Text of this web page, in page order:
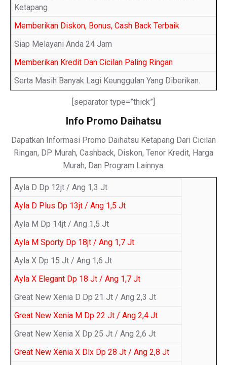
Ketapang
Memberikan Diskon, Bonus, Cash Back Terbaik
Siap Melayani Anda 24 Jam
Memberikan Kredit Dan Cicilan Paling Ringan
Serta Masih Banyak Lagi Keunggulan Yang Diberikan.
[separator type=”thick”]
Info Promo Daihatsu
Dapatkan Informasi Promo Daihatsu Ketapang Dari Cicilan
Ringan, DP Murah, Cashback, Diskon, Tenor Kredit, Harga
Murah, Dan Program Lainnya.
Ayla D Dp 12jt / Ang 1,3 Jt
Ayla D Plus Dp 13jt / Ang 1,5 Jt
Ayla M Dp 14jt / Ang 1,5 Jt
Ayla M Sporty Dp 18jt / Ang 1,7 Jt
Ayla X Dp 15 Jt / Ang 1,6 Jt
Ayla X Elegant Dp 18 Jt / Ang 1,7 Jt
Great New Xenia D Dp 21 Jt / Ang 2,3 Jt
Great New Xenia M Dp 22 Jt / Ang 2,4 Jt
Great New Xenia X Dp 25 Jt / Ang 2,6 Jt
Great New Xenia X Dlx Dp 28 Jt / Ang 2,8 Jt